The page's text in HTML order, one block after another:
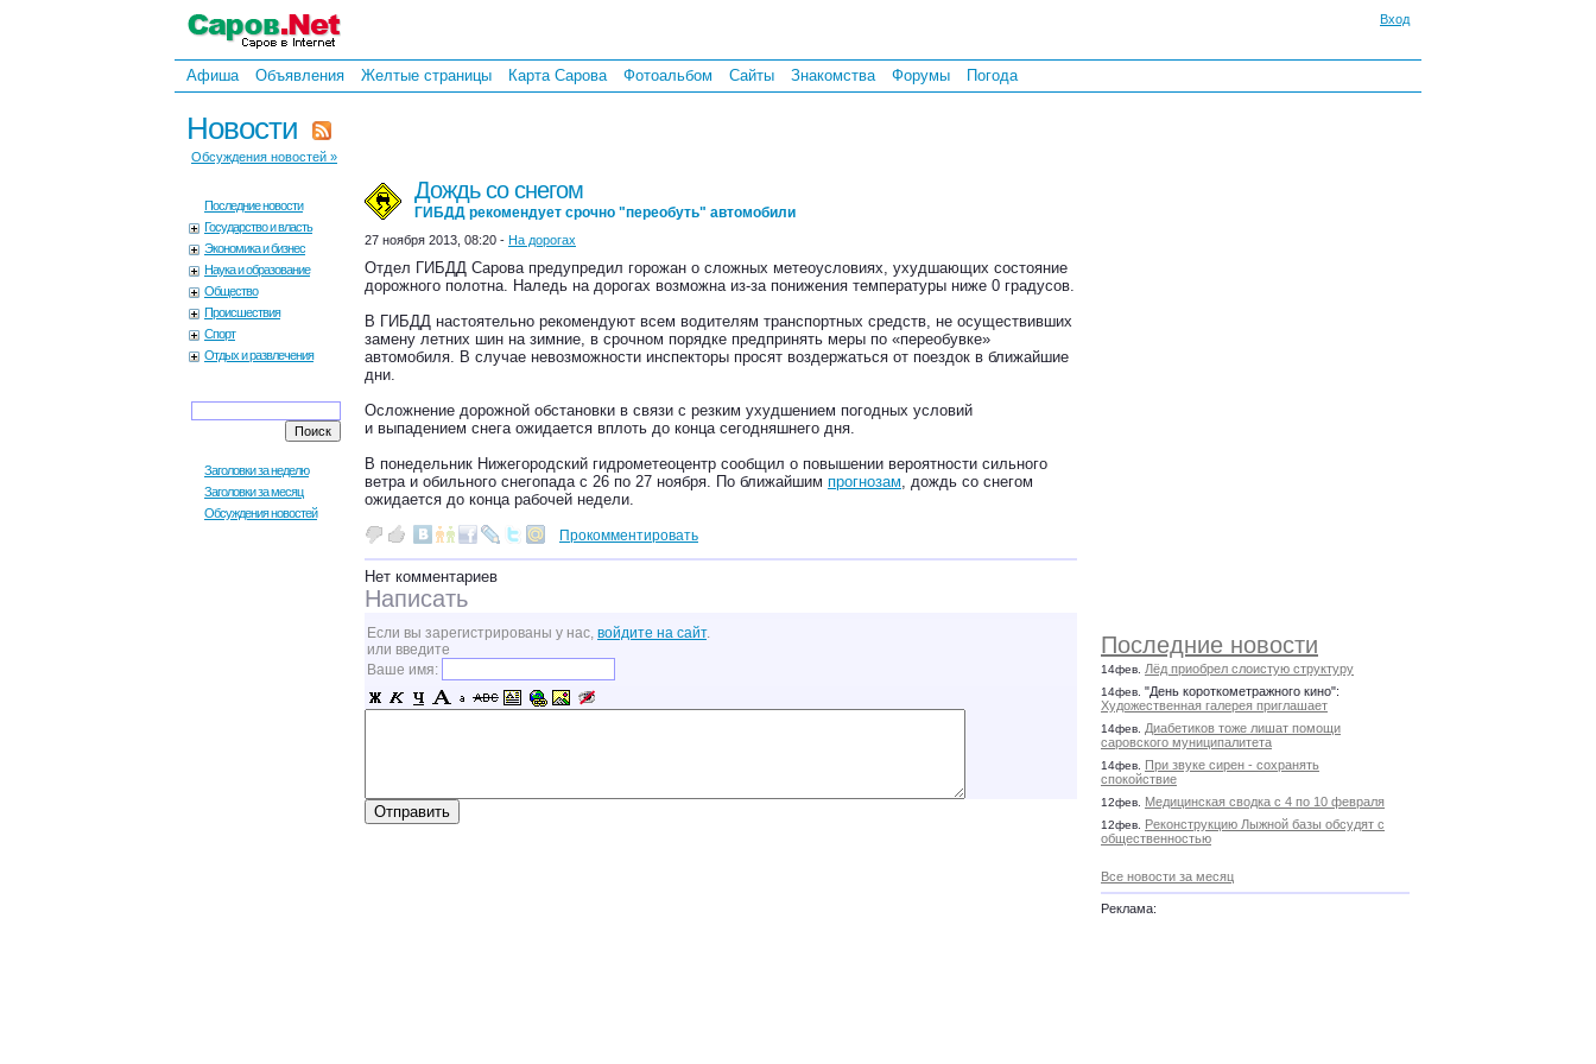
Вход
Афиша Объявления Желтые страницы Карта Сарова Фотоальбом Сайты Знакомства Форумы Погода
Новости
Обсуждения новостей »
Последние новости
14фев. Лёд приобрел слоистую структуру
14фев. "День короткометражного кино":
Художественная галерея приглашает
14фев.
Диабетиков тоже лишат помощи
саровского муниципалитета
14фев.
При звуке сирен - сохранять
спокойствие
12фев. Медицинская сводка с 4 по 10 февраля
12фев.
Реконструкцию Лыжной базы обсудят с
общественностью
Все новости за месяц
Реклама:
Последние новости
Государство и власть
Экономика и бизнес
Наука и образование
Общество
Происшествия
Спорт
Отдых и развлечения
Заголовки за неделю
Заголовки за месяц
Обсуждения новостей
Дождь со снегом
ГИБДД рекомендует срочно "переобуть" автомобили
27 ноября 2013, 08:20 - На дорогах
Отдел ГИБДД Сарова предупредил горожан о сложных метеоусловиях, ухудшающих состояние
дорожного полотна. Наледь на дорогах возможна из-за понижения температуры ниже 0 градусов.
В ГИБДД настоятельно рекомендуют всем водителям транспортных средств, не осуществивших
замену летних шин на зимние, в срочном порядке предпринять меры по «переобувке»
автомобиля. В случае невозможности инспекторы просят воздержаться от поездок в ближайшие
дни.
Осложнение дорожной обстановки в связи с резким ухудшением погодных условий
и выпадением снега ожидается вплоть до конца сегодняшнего дня.
В понедельник Нижегородский гидрометеоцентр сообщил о повышении вероятности сильного
ветра и обильного снегопада с 26 по 27 ноября. По ближайшим прогнозам, дождь со снегом
ожидается до конца рабочей недели.
Прокомментировать
Нет комментариев
Написать
Если вы зарегистрированы у нас, войдите на сайт.
или введите
Ваше имя: